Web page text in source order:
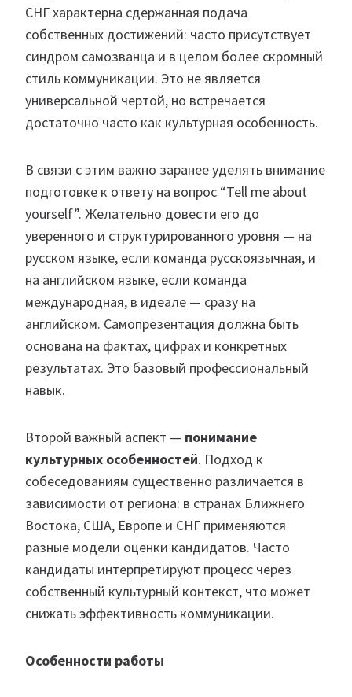
СНГ характерна сдержанная подача
собственных достижений: часто присутствует
синдром самозванца и в целом более скромный
стиль коммуникации. Это не является
универсальной чертой, но встречается
достаточно часто как культурная особенность.
В связи с этим важно заранее уделять внимание
подготовке к ответу на вопрос “Tell me about
yourself”. Желательно довести его до
уверенного и структурированного уровня — на
русском языке, если команда русскоязычная, и
на английском языке, если команда
международная, в идеале — сразу на
английском. Самопрезентация должна быть
основана на фактах, цифрах и конкретных
результатах. Это базовый профессиональный
навык.
Второй важный аспект — понимание
культурных особенностей. Подход к
собеседованиям существенно различается в
зависимости от региона: в странах Ближнего
Востока, США, Европе и СНГ применяются
разные модели оценки кандидатов. Часто
кандидаты интерпретируют процесс через
собственный культурный контекст, что может
снижать эффективность коммуникации.
Особенности работы